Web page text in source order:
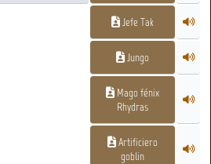
Jefe Tak
Jungo
Mago fénix
Rhydras
Artificiero
goblin